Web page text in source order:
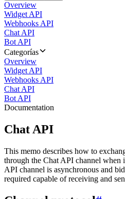
Overview
Widget API
Webhooks API
Chat API
Bot API
Categorías
Overview
Widget API
Webhooks API
Chat API
Bot API
Documentation
Chat API
This memo describes how to
through the Chat API channel when
API channel is asynchronous and
required capable of receiving and